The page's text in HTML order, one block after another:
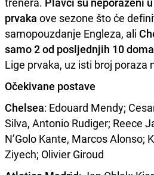
prvaka ove sezone što će
samopouzdanje Engleza, ali
samo 2 od posljednjih 10
Lige prvaka, uz isti broj poraza
Očekivane postave
Chelsea: Edouard Mendy;
Silva, Antonio Rudiger; Reece
N’Golo Kante, Marcos Alonso;
Ziyech; Olivier Giroud